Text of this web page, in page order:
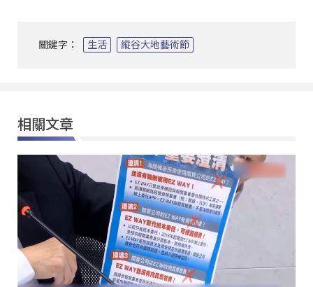
關鍵字： 生活 縱谷大地藝術節
相關文章